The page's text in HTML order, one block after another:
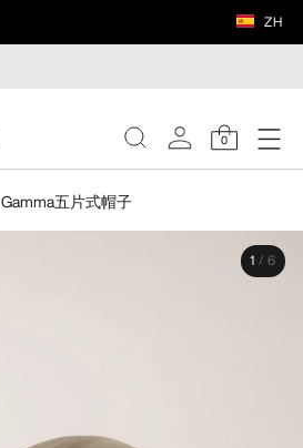
ZH
0
Gamma五片式帽子
1 / 6